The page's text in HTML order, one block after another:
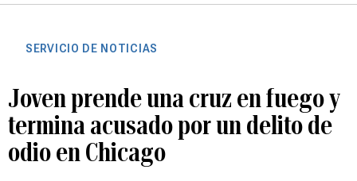
SERVICIO DE NOTICIAS
Joven prende una cruz en fuego y
termina acusado por un delito de
odio en Chicago